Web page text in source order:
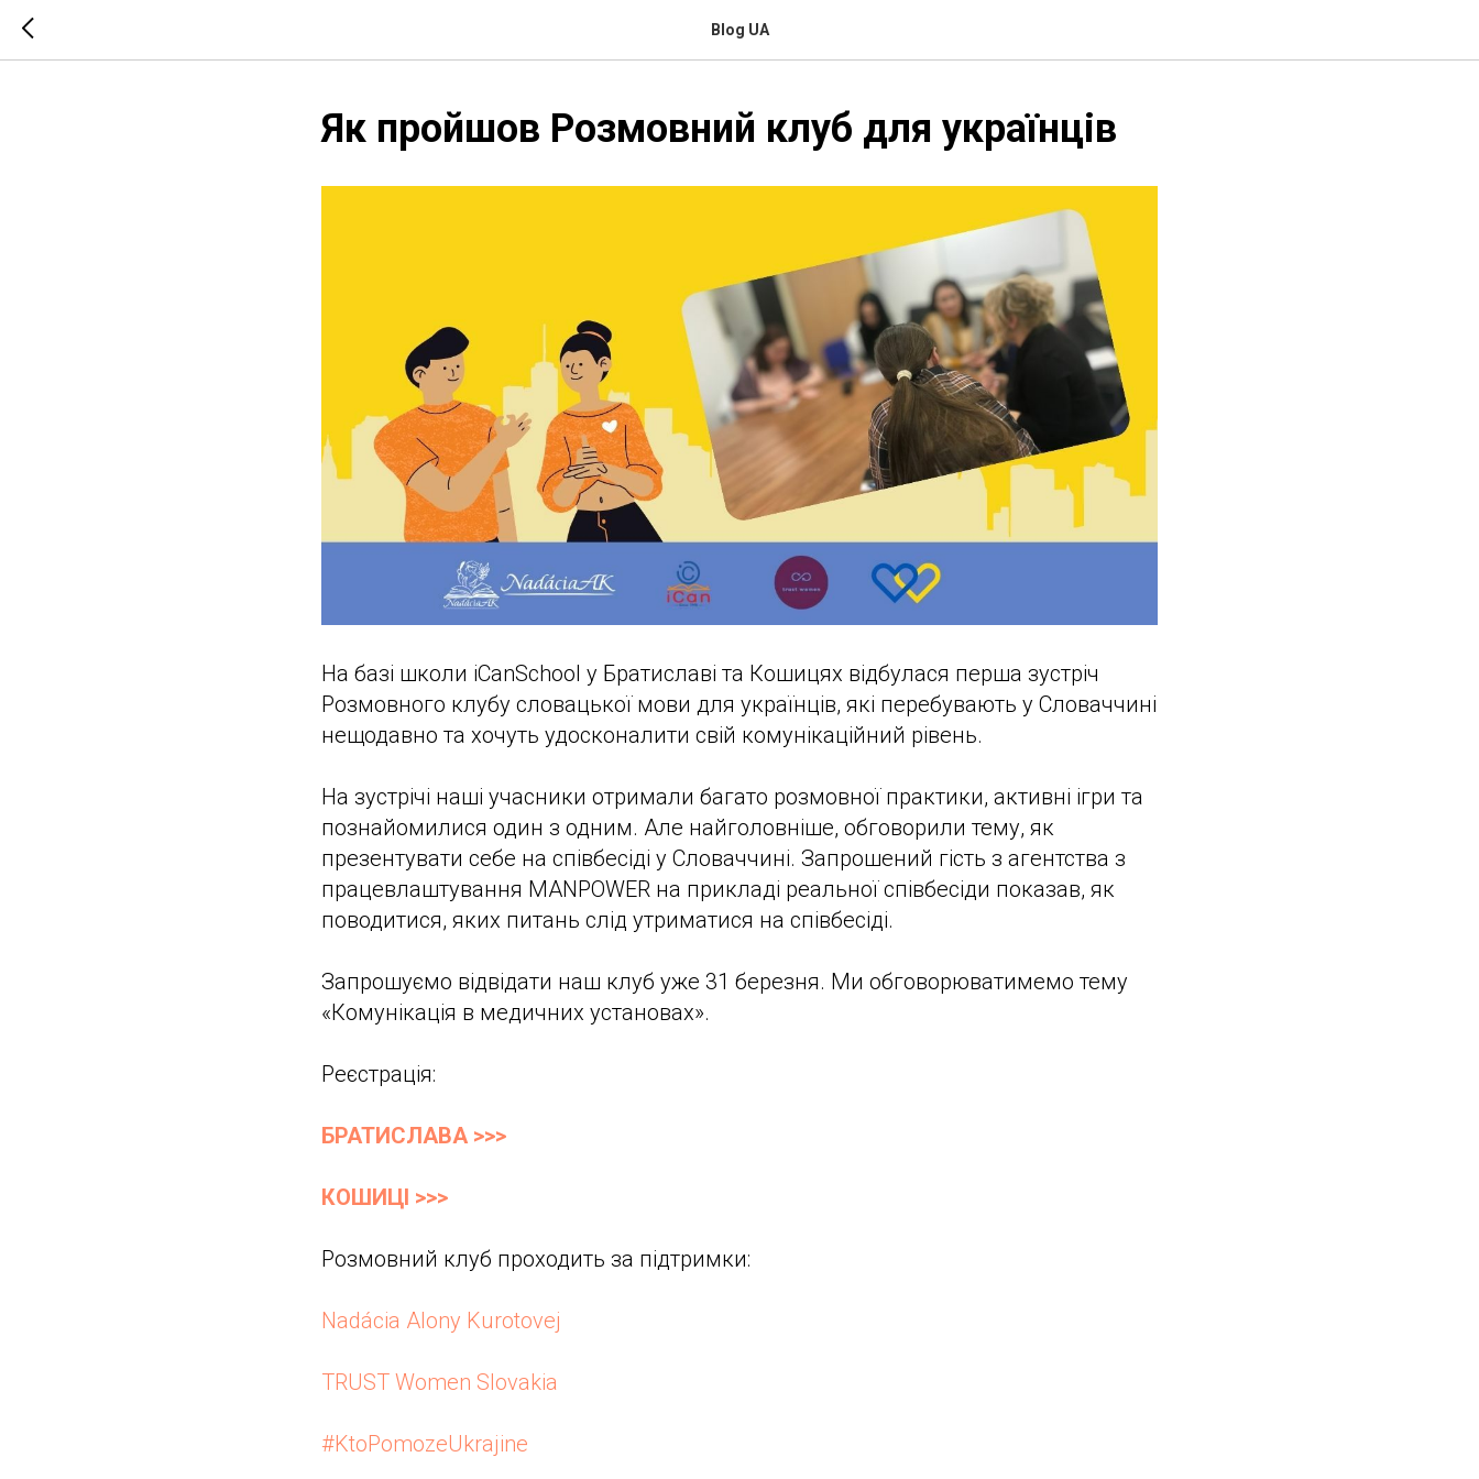
Blog UA
Як пройшов Розмовний клуб для українців
На базі школи iCanSchool у Братиславі та Кошицях відбулася перша зустріч
Розмовного клубу словацької мови для українців, які перебувають у Словаччині
нещодавно та хочуть удосконалити свій комунікаційний рівень.
На зустрічі наші учасники отримали багато розмовної практики, активні ігри та
познайомилися один з одним. Але найголовніше, обговорили тему, як
презентувати себе на співбесіді у Словаччині. Запрошений гість з агентства з
працевлаштування MANPOWER на прикладі реальної співбесіди показав, як
поводитися, яких питань слід утриматися на співбесіді.
Запрошуємо відвідати наш клуб уже 31 березня. Ми обговорюватимемо тему
«Комунікація в медичних установах».
Реєстрація:
БРАТИСЛАВА >>>
КОШИЦІ >>>
Розмовний клуб проходить за підтримки:
Nadácia Alony Kurotovej
TRUST Women Slovakia
#KtoPomozeUkrajine